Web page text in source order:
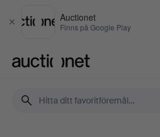
Stäng
Auctionet
Finns på Google Play